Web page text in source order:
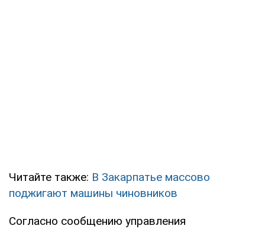
Читайте также: В Закарпатье массово
поджигают машины чиновников
Согласно сообщению управления